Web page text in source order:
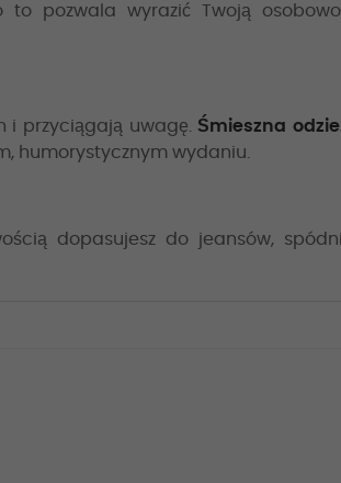
pozwala wyrazić Twoją
i przyciągają uwagę. Śmieszna
humorystycznym wydaniu.
dopasujesz do jeansów,